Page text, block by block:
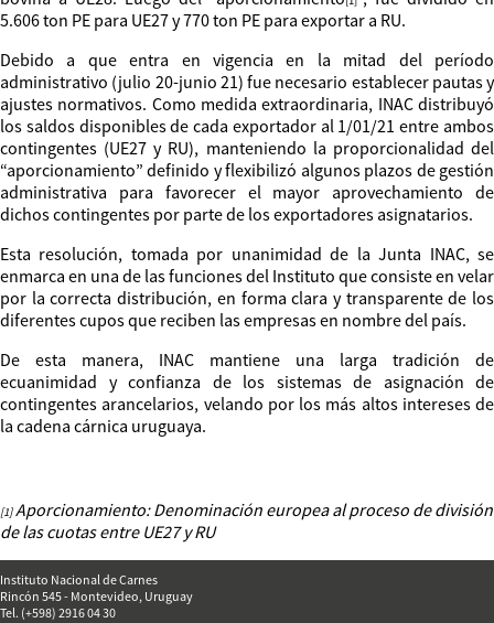
5.606 ton PE para UE27 y 770 ton PE para exportar a RU.
Debido a que entra en vigencia en la mitad del período
administrativo (julio 20-junio 21) fue necesario establecer pautas y
ajustes normativos. Como medida extraordinaria, INAC distribuyó
los saldos disponibles de cada exportador al 1/01/21 entre ambos
contingentes (UE27 y RU), manteniendo la proporcionalidad del
“aporcionamiento” definido y flexibilizó algunos plazos de gestión
administrativa para favorecer el mayor aprovechamiento de
dichos contingentes por parte de los exportadores asignatarios.
Esta resolución, tomada por unanimidad de la Junta INAC, se
enmarca en una de las funciones del Instituto que consiste en velar
por la correcta distribución, en forma clara y transparente de los
diferentes cupos que reciben las empresas en nombre del país.
De esta manera, INAC mantiene una larga tradición de
ecuanimidad y confianza de los sistemas de asignación de
contingentes arancelarios, velando por los más altos intereses de
la cadena cárnica uruguaya.
[1]Aporcionamiento: Denominación europea al proceso de división
de las cuotas entre UE27 y RU
Instituto Nacional de Carnes
Rincón 545 - Montevideo, Uruguay
Tel. (+598) 2916 04 30